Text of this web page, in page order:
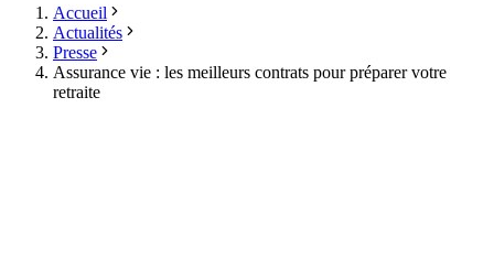
Accueil
Actualités
Presse
Assurance vie : les meilleurs contrats pour préparer votre
retraite